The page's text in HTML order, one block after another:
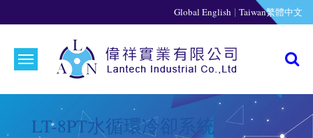
Global English | Taiwan繁體中文
LT-8PT水循環冷卻系統